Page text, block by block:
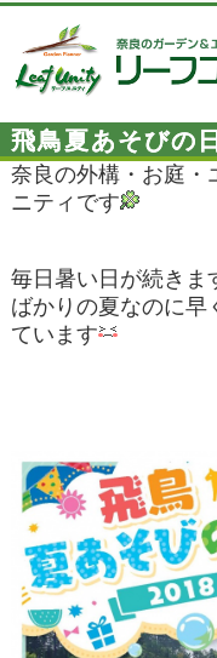
飛鳥夏あそび
奈良の外構・お庭・
ニティです
毎日暑い日が続きま
ばかりの夏なのに早
ています